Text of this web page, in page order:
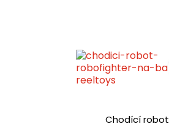
Chodící robot